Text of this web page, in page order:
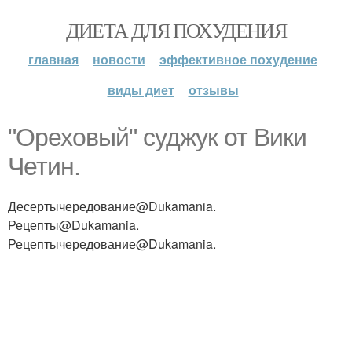
ДИЕТА ДЛЯ ПОХУДЕНИЯ
главная новости
эффективное похудение
виды диет
отзывы
"Ореховый" суджук от Вики
Четин.
Десертычередование@Dukamania.
Рецепты@Dukamania.
Рецептычередование@Dukamania.